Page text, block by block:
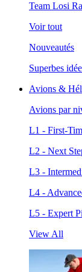
Team Losi
Voir tout
Nouveautés
Superbes
Avions &
Avions par
L1 - First-
L2 - Next
L3 -
L4 -
L5 - Expert
View All